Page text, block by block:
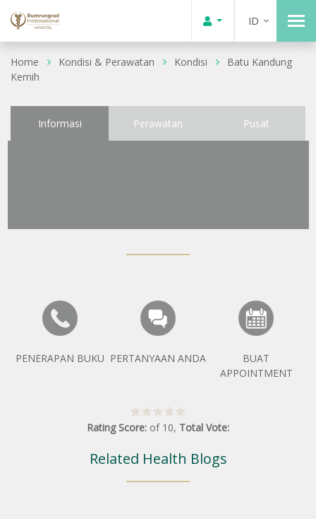
ID
Home Kondisi & Perawatan Kondisi
Batu Kandung
Kemih
Informasi Perawatan Pusat
PENERAPAN BUKU PERTANYAAN ANDA
BUAT
APPOINTMENT
Rating Score: of 10, Total Vote:
Related Health Blogs